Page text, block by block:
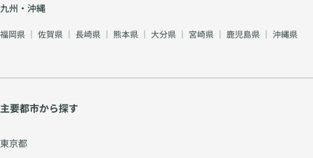
九州・沖縄
福岡県 ｜ 佐賀県 ｜ 長崎県 ｜ 熊本県 ｜ 大分県 ｜ 宮崎県 ｜ 鹿児島県 ｜ 沖縄県
主要都市から探す
東京都